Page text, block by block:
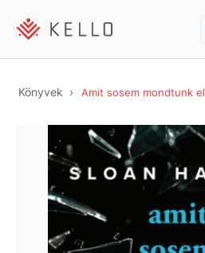
Könyvek Amit sosem mondtunk el